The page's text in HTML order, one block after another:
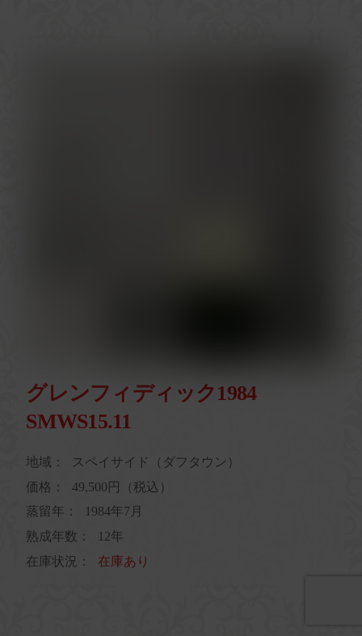
グレンフィディック1984
SMWS15.11
地域：
スペイサイド（ダフタウン）
価格：
49,500円（税込）
蒸留年：
1984年7月
熟成年数：
12年
在庫状況：
在庫あり